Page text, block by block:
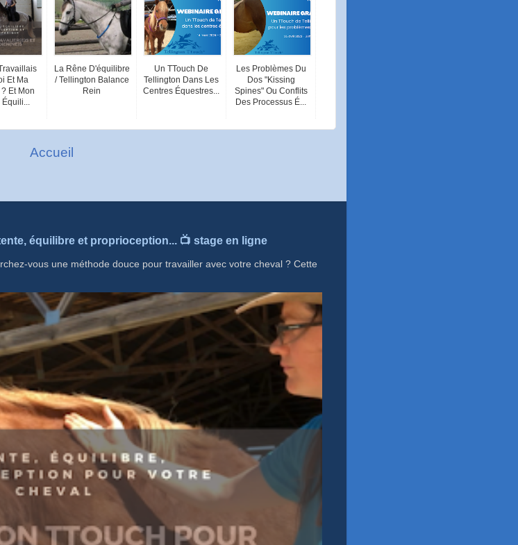
Et Ma
Et Mon
Équili...
La Rêne D'équilibre
/ Tellington Balance
Rein
Un TTouch De
Tellington Dans Les
Centres Équestres...
Les Problèmes Du
Dos "Kissing
Spines" Ou Conflits
Des Processus É...
Accueil
équilibre et proprioception... 📺 stage en ligne
vous une méthode douce pour travailler avec votre cheval ? Cette